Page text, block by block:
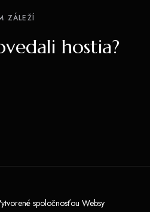
ZÁLEŽÍ
hostia?
spoločnosťou Websy